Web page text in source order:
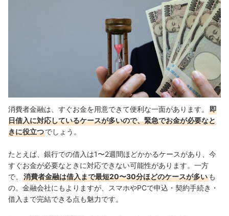
消費者金融は、すぐお金を用意できて便利な一面があります。
即
日借入に対応しているケースが多いので、緊急でお金が必要なと
きに役立つでしょう。
たとえば、銀行での借入は1〜2週間ほどかかるケースがあり、今
すぐお金が必要なときに対応できない可能性があります。一方
で、
消費者金融は借入まで最短20〜30分ほどのケースが多い も
の。金融会社にもよりますが、スマホやPCで申込・契約手続き・
借入まで完結できる点も魅力です。